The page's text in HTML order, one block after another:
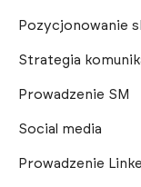
Pozycjonowanie
Strategia
Prowadzenie SM
Social media
Prowadzenie